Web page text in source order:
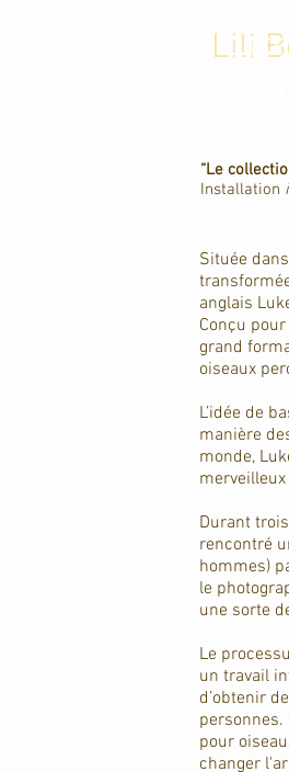
Lili
Luke
“Le
Installation
Située
anglais
Conçu
grand
oiseaux
L’idée de
manière
monde,
Durant
rencontré
hommes)
le
une sorte
Le
un travail
d’obtenir
pour
changer